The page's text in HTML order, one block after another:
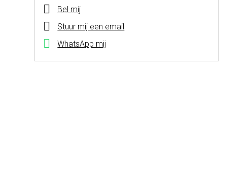
Bel mij
Stuur mij een email
WhatsApp mij